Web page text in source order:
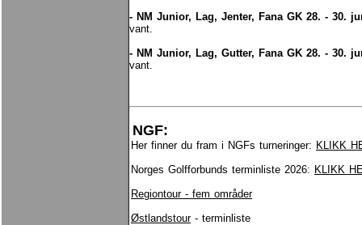
- NM Junior, Lag, Jenter, Fana GK 28. - 30.
vant.
- NM Junior, Lag, Gutter, Fana GK 28. - 30.
vant.
NGF:
Her finner du fram i NGFs turneringer: KLIKK
Norges Golfforbunds terminliste 2026: KLIKK
Regiontour - fem områder
Østlandstour- terminliste